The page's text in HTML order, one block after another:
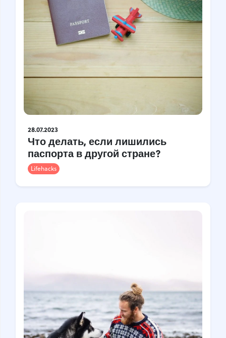
28.07.2023
Что делать, если лишились
паспорта в другой стране?
Lifehacks